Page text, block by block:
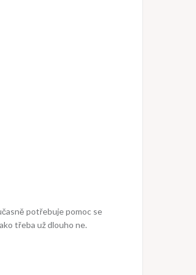
potřebuje pomoc se
třeba už dlouho ne.